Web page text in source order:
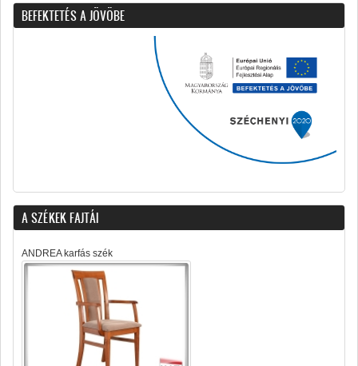
BEFEKTETÉS A JÖVÖBE
A SZÉKEK FAJTÁI
ANDREA karfás szék